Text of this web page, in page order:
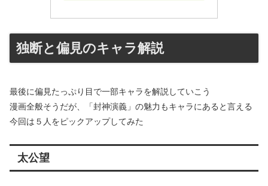
独断と偏見のキャラ解説
最後に偏見たっぷり目で一部キャラを解説していこう
漫画全般そうだが、「封神演義」の魅力もキャラにあると言える
今回は５人をピックアップしてみた
太公望